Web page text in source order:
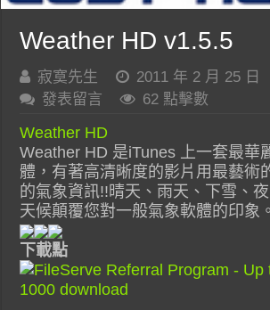
Weather HD v1.5.5
寂寞先生 2011 年 2 月 25 日
發表留言
62 點擊數
Weather HD
Weather HD 是iTunes 上一套最華
體，有著高清晰度的影片用最藝術
的氣象資訊!!晴天、雨天、下雪、
天候顛覆您對一般氣象軟體的印象。
下載點